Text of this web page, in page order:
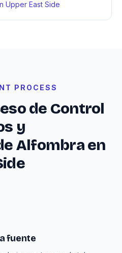
Upper East Side
PROCESS
de Control
y
Alfombra en
fuente